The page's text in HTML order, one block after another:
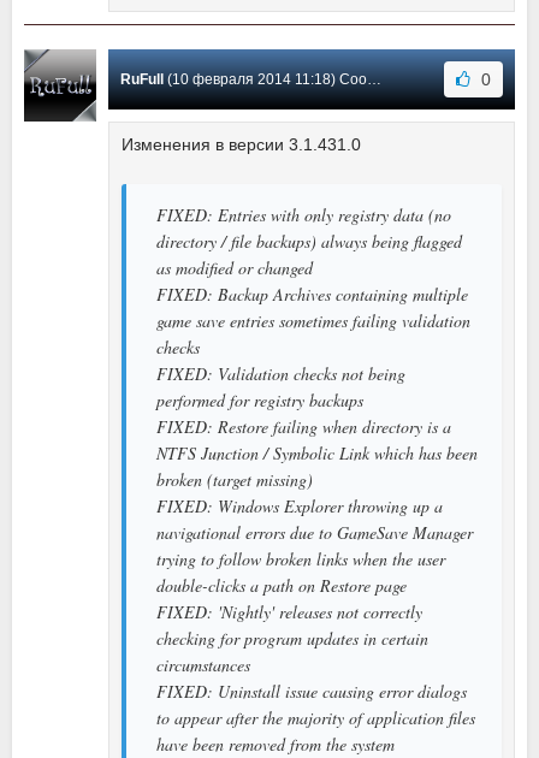
RuFull (10 февраля 2014 11:18) Сообщение #68 0
Изменения в версии 3.1.431.0
FIXED: Entries with only registry data (no
directory / file backups) always being flagged
as modified or changed
FIXED: Backup Archives containing multiple
game save entries sometimes failing validation
checks
FIXED: Validation checks not being
performed for registry backups
FIXED: Restore failing when directory is a
NTFS Junction / Symbolic Link which has been
broken (target missing)
FIXED: Windows Explorer throwing up a
navigational errors due to GameSave Manager
trying to follow broken links when the user
double-clicks a path on Restore page
FIXED: 'Nightly' releases not correctly
checking for program updates in certain
circumstances
FIXED: Uninstall issue causing error dialogs
to appear after the majority of application files
have been removed from the system